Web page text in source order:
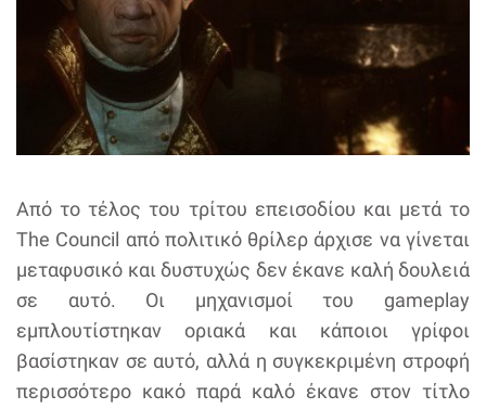
Από το τέλος του τρίτου επεισοδίου και μετά το
The Council από πολιτικό θρίλερ άρχισε να γίνεται
μεταφυσικό και δυστυχώς δεν έκανε καλή δουλειά
σε αυτό. Οι μηχανισμοί του gameplay
εμπλουτίστηκαν οριακά και κάποιοι γρίφοι
βασίστηκαν σε αυτό, αλλά η συγκεκριμένη στροφή
περισσότερο κακό παρά καλό έκανε στον τίτλο